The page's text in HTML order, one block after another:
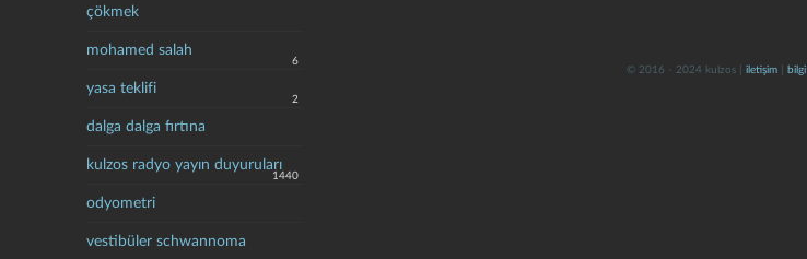
çökmek
mohamed salah
6
yasa teklifi
2
dalga dalga fırtına
kulzos radyo yayın duyuruları
1440
odyometri
vestibüler schwannoma
© 2016 - 2024 kulzos | iletişim bilgi